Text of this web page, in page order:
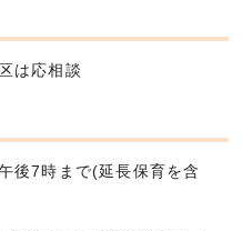
は応相談
後7時まで(延長保育を含